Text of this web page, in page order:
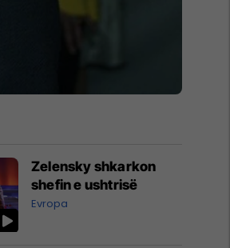
Zelensky shkarkon
shefin e ushtrisë
Evropa